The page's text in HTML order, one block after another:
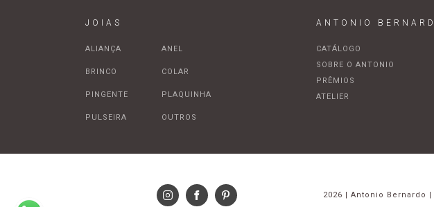
JOIAS
ALIANÇA ANEL
BRINCO COLAR
PINGENTE PLAQUINHA
PULSEIRA OUTROS
ANTONIO
CATÁLOGO
SOBRE O ANTONIO
PRÊMIOS
ATELIER
2026 | Antonio Bernardo